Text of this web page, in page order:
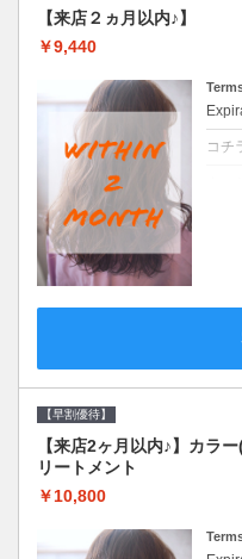
【来店２ヵ月以内♪】
￥9,440
コチ
【早割優待】
【来店2ヶ月以内♪】カラ
リートメント
￥10,800